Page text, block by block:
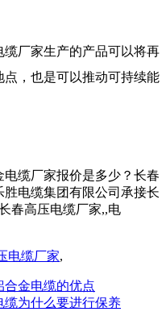
厂家生产的产品可以将再
，也是可以推动可持续能
缆厂家报价是多少？长春
电缆集团有限公司承接长
春高压电缆厂家,,电
电缆厂家,
合金电缆的优点
缆为什么要进行保养